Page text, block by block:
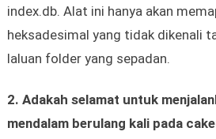
index.db. Alat ini hanya akan
heksadesimal yang tidak dikenali
laluan folder yang sepadan.
2. Adakah selamat untuk
mendalam berulang kali pada